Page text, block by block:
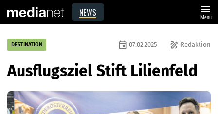
NEWS menu
Menü
DESTINATION draw Redaktion
event 07.02.2025
Ausflugsziel Stift Lilienfeld